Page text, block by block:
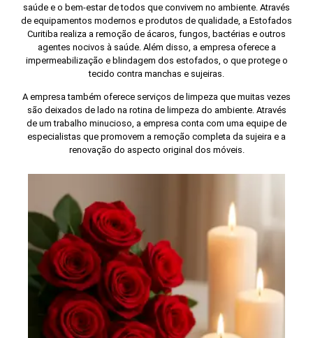
saúde e o bem-estar de todos que convivem no ambiente. Através
de equipamentos modernos e produtos de qualidade, a Estofados
Curitiba realiza a remoção de ácaros, fungos, bactérias e outros
agentes nocivos à saúde. Além disso, a empresa oferece a
impermeabilização e blindagem dos estofados, o que protege o
tecido contra manchas e sujeiras.
A empresa também oferece serviços de limpeza que muitas vezes
são deixados de lado na rotina de limpeza do ambiente. Através
de um trabalho minucioso, a empresa conta com uma equipe de
especialistas que promovem a remoção completa da sujeira e a
renovação do aspecto original dos móveis.